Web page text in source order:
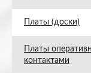
Платы (доски)
Платы
контактами